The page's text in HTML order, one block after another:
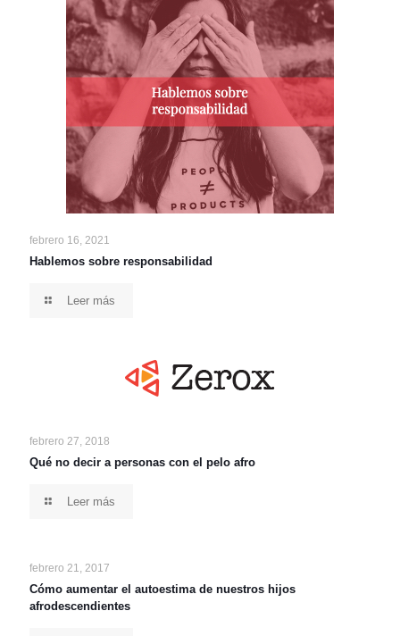
febrero 16, 2021
Hablemos sobre responsabilidad
Leer más
febrero 27, 2018
Qué no decir a personas con el pelo afro
Leer más
febrero 21, 2017
Cómo aumentar el autoestima de nuestros hijos
afrodescendientes